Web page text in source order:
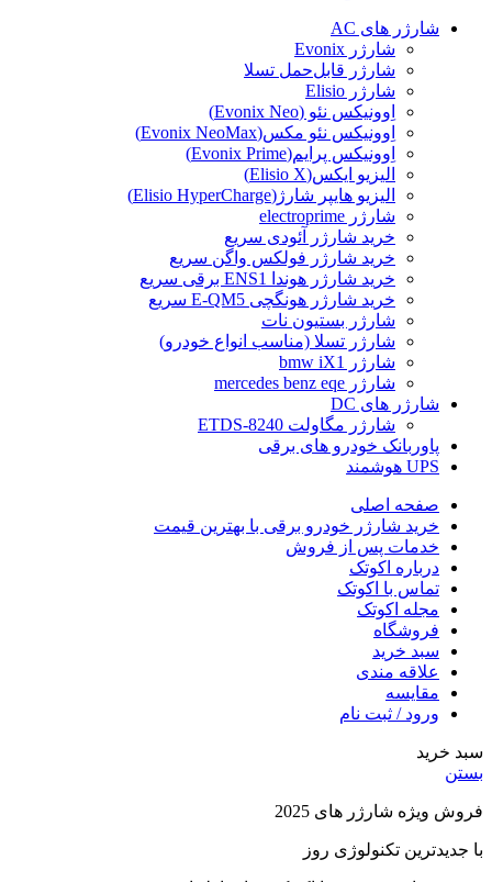
شارژر های AC
شارژر Evonix
شارژر قابل‌حمل تسلا
شارژر Elisio
اِوونیکس نئو (Evonix Neo)
اِوونیکس نئو مکس(Evonix NeoMax)
اِوونیکس پرایم(Evonix Prime)
الیزیو ایکس(Elisio X)
الیزیو هایپر شارژ(Elisio HyperCharge)
شارژر electroprime
خرید شارژر آئودی سریع
خرید شارژر فولکس واگن سریع
خرید شارژر هوندا ENS1 برقی سریع
خرید شارژر هونگچی E-QM5 سریع
شارژر بستیون نات
شارژر تسلا (مناسب انواع خودرو)
شارژر bmw iX1
شارژر mercedes benz eqe
شارژر های DC
شارژر مگاولت ETDS-8240
پاوربانک خودرو های برقی
UPS هوشمند
صفحه اصلی
خرید شارژر خودرو برقی با بهترین قیمت
خدمات پس از فروش
درباره اکوتک
تماس با اکوتک
مجله اکوتک
فروشگاه
سبد خرید
علاقه مندی
مقایسه
ورود / ثبت نام
سبد خرید
بستن
فروش ویژه شارژر های 2025
با جدیدترین تکنولوژی روز